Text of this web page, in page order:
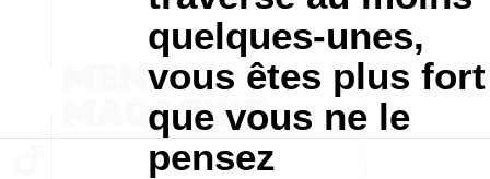
quelques-unes,
vous êtes plus fort
que vous ne le
pensez